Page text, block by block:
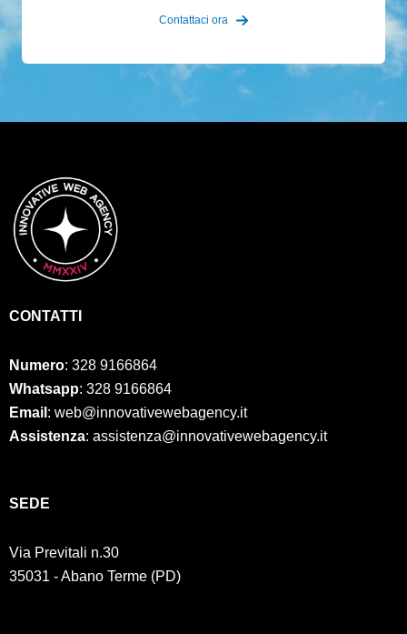
Contattaci ora
CONTATTI
Numero: 328 9166864
Whatsapp: 328 9166864
Email : web@innovativewebagency.it
Assistenza: assistenza@innovativewebagency.it
SED E
Via Previtali n.30
35031 - Abano Terme (PD)